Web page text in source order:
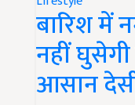
बारिश में
नहीं
आसान